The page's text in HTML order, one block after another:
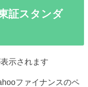
証スタンダ
示されます
ファイナンスのペ